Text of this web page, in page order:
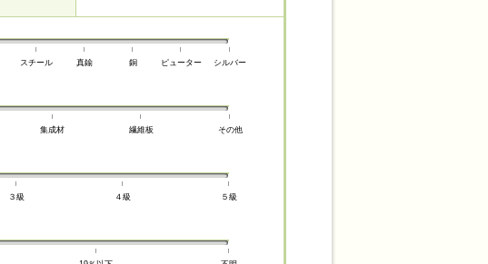
スチール 真鍮 銅 ピューター シルバー
集成材 繊維板 その他
３級 ４級 ５級